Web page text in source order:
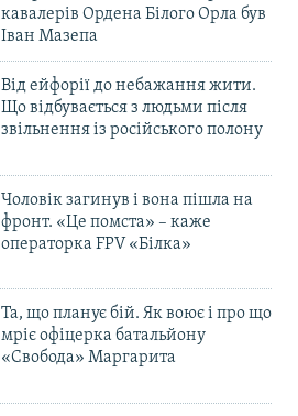
кавалерів Ордена Білого Орла був
Іван Мазепа
Від ейфорії до небажання жити.
Що відбувається з людьми після
звільнення із російського полону
Чоловік загинув і вона пішла на
фронт. «Це помста» – каже
операторка FPV «Білка»
Та, що планує бій. Як воює і про що
мріє офіцерка батальйону
«Свобода» Маргарита